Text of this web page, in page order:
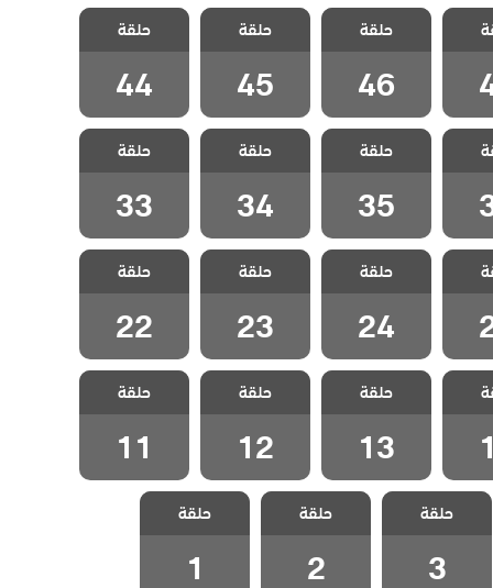
47
مسلسل البطل
مدبلج الحلقة 46
حلقة
46
مسلسل البطل
مدبلج الحلقة 45
حلقة
45
مسلسل البطل
مدبلج الحلقة 44
حلقة
44
36
مسلسل البطل
مدبلج الحلقة 35
حلقة
35
مسلسل البطل
مدبلج الحلقة 34
حلقة
34
مسلسل البطل
مدبلج الحلقة 33
حلقة
33
25
مسلسل البطل
مدبلج الحلقة 24
حلقة
24
مسلسل البطل
مدبلج الحلقة 23
حلقة
23
مسلسل البطل
مدبلج الحلقة 22
حلقة
22
14
مسلسل البطل
مدبلج الحلقة 13
حلقة
13
مسلسل البطل
مدبلج الحلقة 12
حلقة
12
مسلسل البطل
مدبلج الحلقة 11
حلقة
11
مسلسل البطل
مدبلج الحلقة 3
حلقة
3
مسلسل البطل
مدبلج الحلقة 2
حلقة
2
مسلسل البطل
مدبلج الحلقة 1
حلقة
1